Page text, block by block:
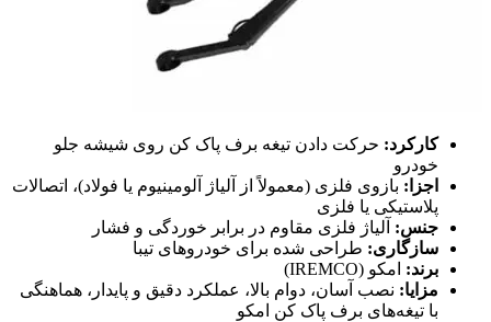
حرکت دادن تیغه برف پاک کن روی شیشه جلو
بازوی فلزی (معمولاً از آلیاژ آلومینیوم یا فولاد)، اتصالات
یا فلزی
آلیاژ فلزی مقاوم در برابر خوردگی و فشار
طراحی شده برای خودروهای تیبا
امکو (IREMCO)
نصب آسان، دوام بالا، عملکرد دقیق و پایدار، هماهنگی
تیغه‌های برف پاک کن امکو